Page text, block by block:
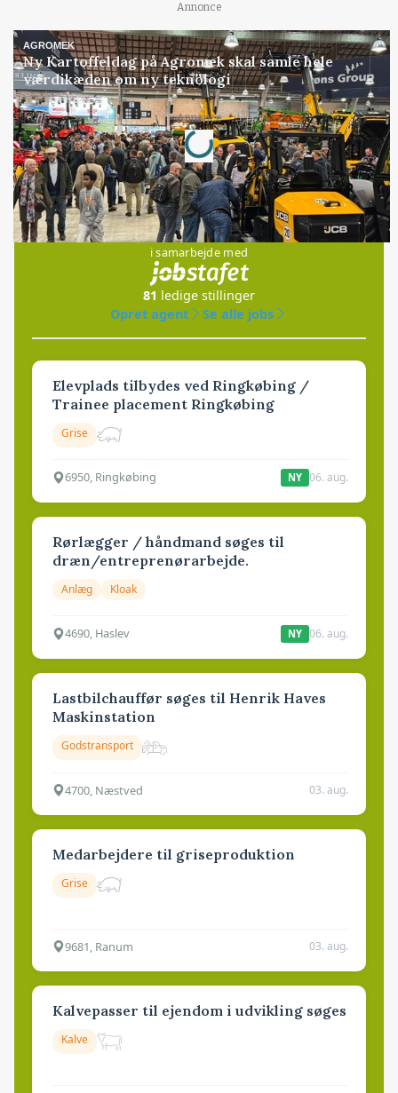
Annonce
AGROMEK
Ny Kartoffeldag på Agromek skal samle hele
værdikæden om ny teknologi
Annonce
Loading...
Jobs
i samarbejde med
81 ledige stillinger
Opret agent
Se alle jobs
Elevplads tilbydes ved Ringkøbing /
Trainee placement Ringkøbing
Grise
6950, Ringkøbing NY 06. aug.
Rørlægger / håndmand søges til
dræn/entreprenørarbejde.
Anlæg Kloak
4690, Haslev NY 06. aug.
Lastbilchauffør søges til Henrik Haves
Maskinstation
Godstransport
4700, Næstved 03. aug.
Medarbejdere til griseproduktion
Grise
9681, Ranum 03. aug.
Kalvepasser til ejendom i udvikling søges
Kalve